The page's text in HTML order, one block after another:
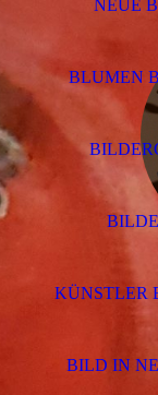
NEUE
BLUMEN
KÜNSTLER
BILD IN